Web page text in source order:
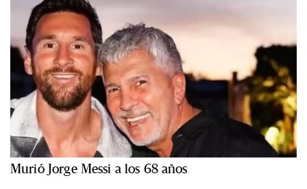
Murió Jorge Messi a los 68 años